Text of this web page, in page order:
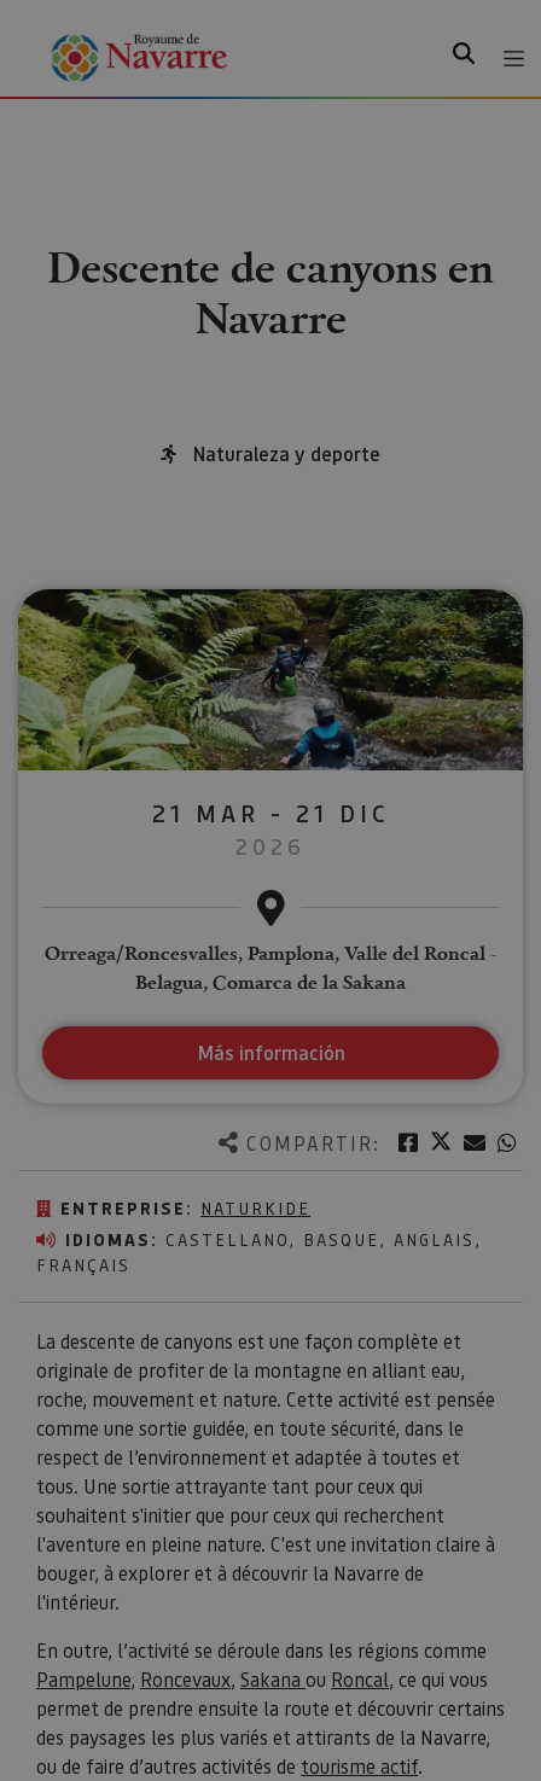
Descente de canyons en
Navarre
Naturaleza y deporte
COMPARTIR: Facebook
Twitter
ENTREPRISE: NATURKIDE
IDIOMAS: CASTELLANO, BASQUE, ANGLAIS,
FRANÇAIS
La descente de canyons est une façon complète et
originale de profiter de la montagne en alliant eau,
roche, mouvement et nature. Cette activité est pensée
comme une sortie guidée, en toute sécurité, dans le
respect de l’environnement et adaptée à toutes et
tous. Une sortie attrayante tant pour ceux qui
souhaitent s'initier que pour ceux qui recherchent
l'aventure en pleine nature. C'est une invitation claire à
bouger, à explorer et à découvrir la Navarre de
l'intérieur.
En outre, l’activité se déroule dans les régions comme
Pampelune, Roncevaux, Sakana ou Roncal, ce qui vous
permet de prendre ensuite la route et découvrir certains
des paysages les plus variés et attirants de la Navarre,
ou de faire d’autres activités de tourisme actif.
21 MAR - 21 DIC
2026
Orreaga/Roncesvalles, Pamplona, Valle del Roncal -
Belagua, Comarca de la Sakana
Más información